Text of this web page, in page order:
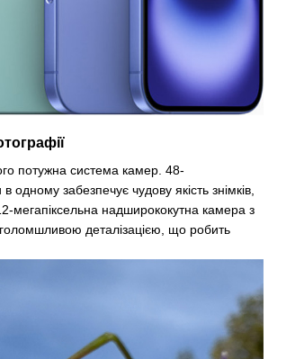
потужна система камер. 48-
забезпечує чудову якість знімків,
мегапіксельна надширококутна камера з
деталізацією, що робить